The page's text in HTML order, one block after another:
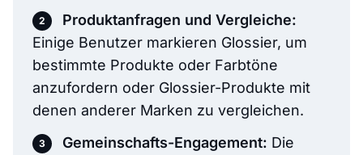
Produktanfragen und Vergleiche:
Einige Benutzer markieren Glossier, um
bestimmte Produkte oder Farbtöne
anzufordern oder Glossier-Produkte mit
denen anderer Marken zu vergleichen.
Gemeinschafts-Engagement: Die